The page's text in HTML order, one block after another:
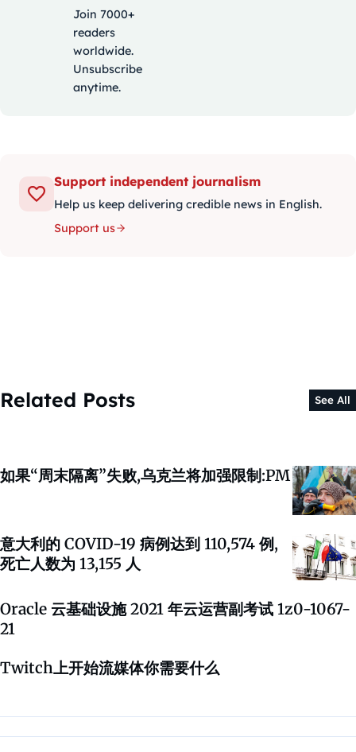
Join 7000+
readers
worldwide.
Unsubscribe
anytime.
Support independent journalism
Help us keep delivering credible news in English.
Support us
Related Posts See All
如果“周末隔离”失败,乌克兰将加强限制:PM
意大利的 COVID-19 病例达到 110,574 例,
死亡人数为 13,155 人
Oracle 云基础设施 2021 年云运营副考试 1z0-1067-
21
Twitch上开始流媒体你需要什么